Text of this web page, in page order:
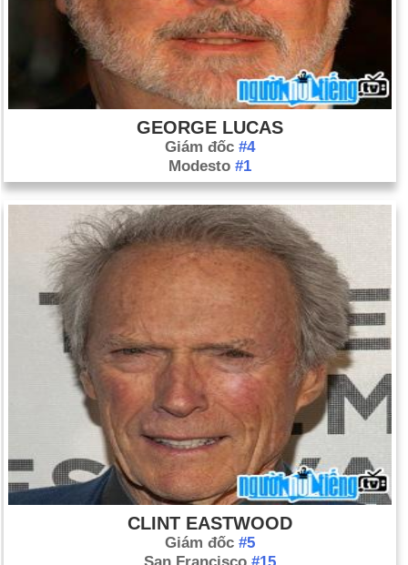
GEORGE LUCAS
Giám đốc #4
Modesto #1
CLINT EASTWOOD
Giám đốc #5